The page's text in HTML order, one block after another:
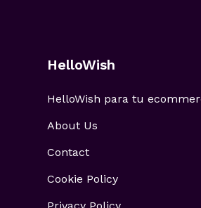
HelloWish
HelloWish para tu
About Us
Contact
Cookie Policy